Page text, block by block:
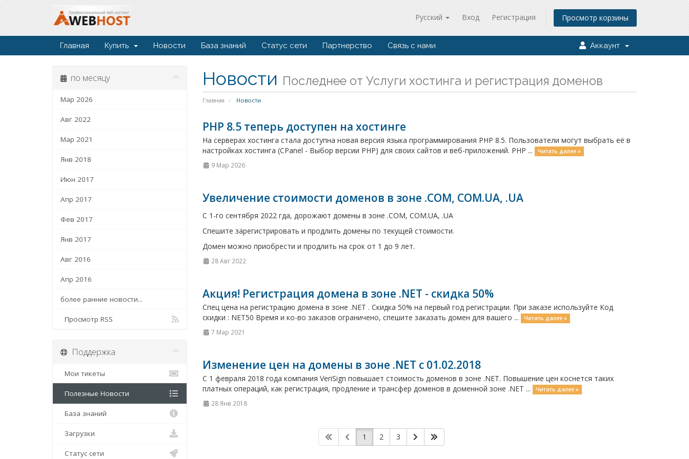
Русский Вход Регистрация Просмотр корзины
Главная Купить Новости База знаний Статус сети Партнерство Связь с нами Аккаунт
Новости Последнее от Услуги хостинга и регистрация доменов
Главная Новости
по месяцу
Мар 2026
Авг 2022
Мар 2021
Янв 2018
Июн 2017
Апр 2017
Фев 2017
Янв 2017
Авг 2016
Апр 2016
более ранние новости...
Просмотр RSS
PHP 8.5 теперь доступен на хостинге
На серверах хостинга стала доступна новая версия языка программирования PHP 8.5. Пользователи могут выбрать её в
настройках хостинга (CPanel - Выбор версии PHP) для своих сайтов и веб-приложений. PHP ...
Читать далее »
9 Мар 2026
Увеличение стоимости доменов в зоне .COM, COM.UA, .UA
C 1-го сентября 2022 гда, дорожают домены в зоне .COM, COM.UA, .UA
Спешите зарегистрировать и продлить домены по текущей стоимости.
Домен можно приобрести и продлить на срок от 1 до 9 лет.
28 Авг 2022
Акция! Регистрация домена в зоне .NET - скидка 50%
Спец цена на регистрацию домена в зоне .NET . Скидка 50% на первый год регистрации. При заказе используйте Код
скидки : NET50 Время и ко-во заказов ограничено, спешите заказать домен для вашего ...
Читать далее »
7 Мар 2021
Изменение цен на домены в зоне .NET с 01.02.2018
С 1 февраля 2018 года компания VeriSign повышает стоимость доменов в зоне .NET. Повышение цен коснется таких
платных операций, как регистрация, продление и трансфер доменов в доменной зоне .NET ...
Читать далее »
28 Янв 2018
1 2 3
Поддержка
Мои тикеты
Полезные Новости
База знаний
Загрузки
Статус сети